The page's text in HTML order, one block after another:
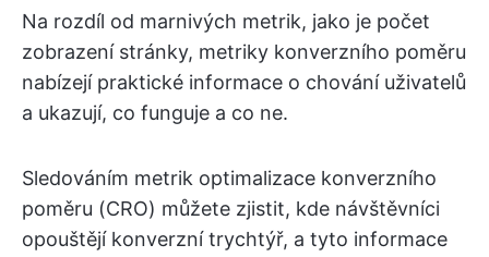
Na rozdíl od marnivých metrik, jako je počet
zobrazení stránky, metriky konverzního poměru
nabízejí praktické informace o chování uživatelů
a ukazují, co funguje a co ne.
Sledováním metrik optimalizace konverzního
poměru (CRO) můžete zjistit, kde návštěvníci
opouštějí konverzní trychtýř, a tyto informace